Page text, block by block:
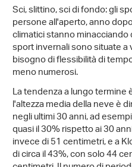
Sci, slittino, sci di fondo: gli
persone all'aperto, anno
climatici stanno
sport invernali sono situate a
bisogno di flessibilità di
meno numerosi.
La tendenza a lungo termine
l'altezza media della neve è
negli ultimi 30 anni, ad
quasi il 30% rispetto ai 30
invece di 51 centimetri, e a
di circa il 43%, con solo 44